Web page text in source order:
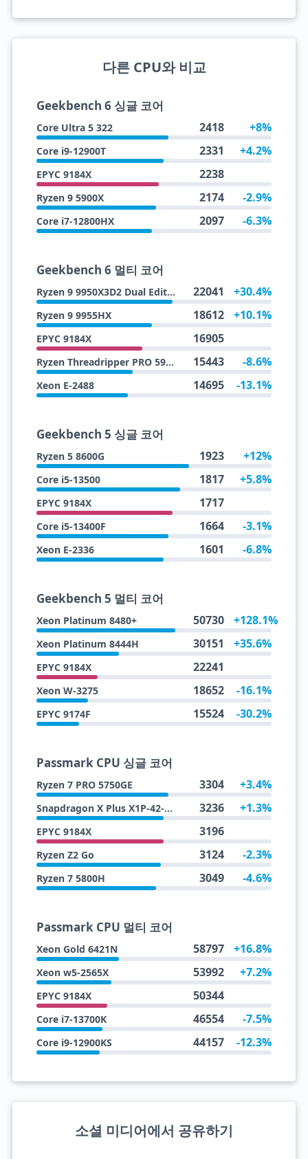
다른 CPU와 비교
Geekbench 6 싱글 코어
Core Ultra 5 322 2418 +8%
Core i9-12900T 2331 +4.2%
EPYC 9184X 2238
Ryzen 9 5900X 2174 -2.9%
Core i7-12800HX 2097 -6.3%
Geekbench 6 멀티 코어
Ryzen 9 9950X3D2 Dual Edition 22041 +30.4%
Ryzen 9 9955HX 18612 +10.1%
EPYC 9184X 16905
Ryzen Threadripper PRO 5965WX 15443 -8.6%
Xeon E-2488 14695 -13.1%
Geekbench 5 싱글 코어
Ryzen 5 8600G 1923 +12%
Core i5-13500 1817 +5.8%
EPYC 9184X 1717
Core i5-13400F 1664 -3.1%
Xeon E-2336 1601 -6.8%
Geekbench 5 멀티 코어
Xeon Platinum 8480+ 50730 +128.1%
Xeon Platinum 8444H 30151 +35.6%
EPYC 9184X 22241
Xeon W-3275 18652 -16.1%
EPYC 9174F 15524 -30.2%
Passmark CPU 싱글 코어
Ryzen 7 PRO 5750GE 3304 +3.4%
Snapdragon X Plus X1P-42-100 3236 +1.3%
EPYC 9184X 3196
Ryzen Z2 Go 3124 -2.3%
Ryzen 7 5800H 3049 -4.6%
Passmark CPU 멀티 코어
Xeon Gold 6421N 58797 +16.8%
Xeon w5-2565X 53992 +7.2%
EPYC 9184X 50344
Core i7-13700K 46554 -7.5%
Core i9-12900KS 44157 -12.3%
소셜 미디어에서 공유하기